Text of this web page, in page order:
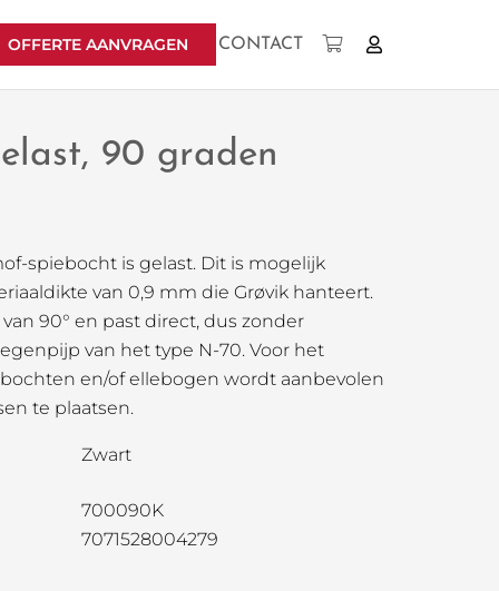
OFFERTE AANVRAGEN CONTACT
90 graden
spiebocht is gelast. Dit is mogelijk
van 0,9 mm die Grøvik hanteert.
90° en past direct, dus zonder
van het type N-70. Voor het
en/of ellebogen wordt aanbevolen
te plaatsen.
Zwart
700090K
7071528004279